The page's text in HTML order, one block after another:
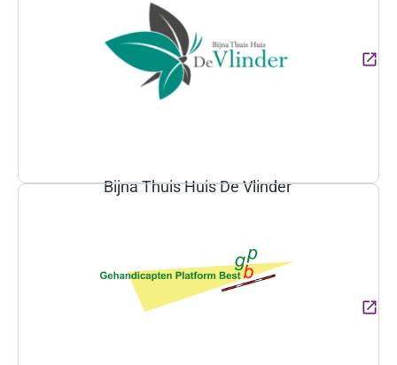
Bijna Thuis Huis De Vlinder